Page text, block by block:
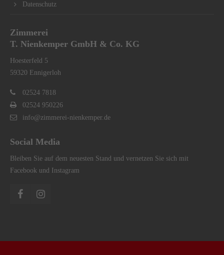
Datenschutz
Zimmerei
T. Nienkemper GmbH & Co. KG
Hoesterfeld 5
59320 Ennigerloh
02524 7818
02524 950226
info@zimmerei-nienkemper.de
Social Media
Bleiben Sie auf dem neuesten Stand und vernetzen Sie sich mit
Facebook und Instagram